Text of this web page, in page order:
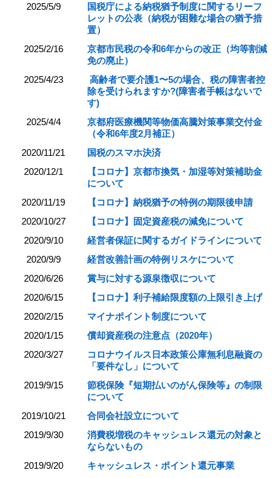
2025/5/9
国税庁による納税猶予制度に関するリーフ
レットの公表（納税が困難な場合の猶予措
置）
2025/2/16
京都市民税の令和6年からの改正（均等割減
免の廃止）
2025/4/23
高齢者で要介護1〜5の場合、税の障害者控
除を受けられますか?(障害者手帳はないで
す)
2025/4/4
京都府医療機関等物価高騰対策事業交付金
（令和6年度2月補正）
2020/11/21
国税のスマホ決済
2020/12/1
【コロナ】京都市換気・加湿等対策補助金
について
2020/11/19
【コロナ】納税猶予の特例の期限後申請
2020/10/27
【コロナ】固定資産税の減免について
2020/9/10
経営者保証に関するガイドラインについて
2020/9/9
経営改善計画の特例リスケについて
2020/6/26
賞与に対する源泉徴収について
2020/6/15
【コロナ】利子補給限度額の上限引き上げ
2020/2/15
マイナポイント制度について
2020/1/15
償却資産税の注意点（2020年）
2020/3/27
コロナウイルス日本政策公庫無利息融資の
「要件なし」について
2019/9/15
節税保険『短期払いのがん保険等』の制限
について
2019/10/21
合同会社設立について
2019/9/30
消費税増税のキャッシュレス還元の対象と
ならないもの
2019/9/20
キャッシュレス・ポイント還元事業